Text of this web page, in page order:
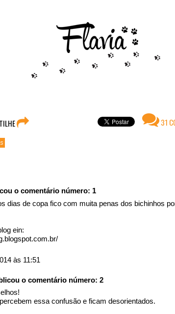
31
o comentário número: 1
dias de copa fico com muita penas dos bichinhos
ein:
às 11:51
o comentário número: 2
essa confusão e ficam desorientados.